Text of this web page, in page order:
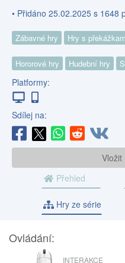
• Přidáno 25.02.2025 s 1648
Zábavné hry Hry s
Hororové hry Hudební hry
Platformy:
Sdílej na:
Vložit
Přehled
Hry ze série
Ovládání:
MYŠ
INTERAKCE